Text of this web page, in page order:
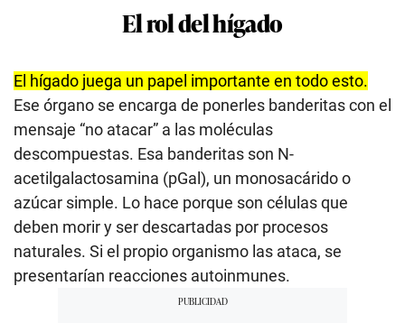
El rol del hígado
El hígado juega un papel importante en todo esto.
Ese órgano se encarga de ponerles banderitas con el
mensaje “no atacar” a las moléculas
descompuestas. Esa banderitas son N-
acetilgalactosamina (pGal), un monosacárido o
azúcar simple. Lo hace porque son células que
deben morir y ser descartadas por procesos
naturales. Si el propio organismo las ataca, se
presentarían reacciones autoinmunes.